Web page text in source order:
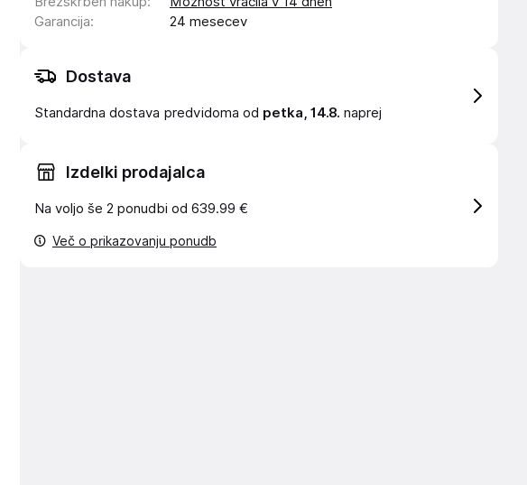
Garancija: 24 mesecev
Dostava
Standardna dostava predvidoma od petka, 14.8. naprej
Izdelki prodajalca
Na voljo še 2 ponudbi od 639.99 €
Več o prikazovanju ponudb